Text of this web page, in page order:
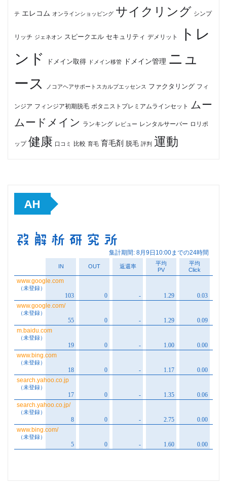
テ エレコム オンラインショッピング サイクリング シンプ
リッチ ジェネオン スピークエル セキュリティ デメリット
トレ
ンド
ドメイン取得 ドメイン移管 ドメイン管理 ニュ
ース
ノコアヘアサポートスカルプエッセンス ファクタリング フィ
ンジア フィンジア初期脱毛 ボタニストプレミアムラインセット ムー
ムードメイン ランキング レビュー レンタルサーバー ロリポ
ップ 健康 口コミ 比較 育毛 育毛剤 脱毛 評判 運動
AH